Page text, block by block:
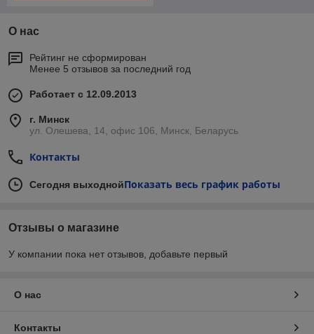
О нас
Рейтинг не сформирован
Менее 5 отзывов за последний год
Работает с 12.09.2013
г. Минск
ул. Олешева, 14, офис 106, Минск, Беларусь
Контакты
Сегодня выходнойПоказать весь график работы
Отзывы о магазине
У компании пока нет отзывов, добавьте первый
О нас
Контакты